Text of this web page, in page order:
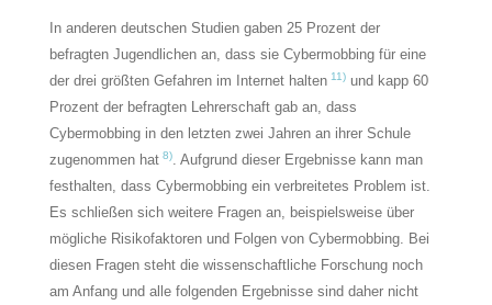
In anderen deutschen Studien gaben 25 Prozent der
befragten Jugendlichen an, dass sie Cybermobbing für eine
der drei größten Gefahren im Internet halten 11) und kapp 60
Prozent der befragten Lehrerschaft gab an, dass
Cybermobbing in den letzten zwei Jahren an ihrer Schule
zugenommen hat 8)
. Aufgrund dieser Ergebnisse kann man
festhalten, dass Cybermobbing ein verbreitetes Problem ist.
Es schließen sich weitere Fragen an, beispielsweise über
mögliche Risikofaktoren und Folgen von Cybermobbing. Bei
diesen Fragen steht die wissenschaftliche Forschung noch
am Anfang und alle folgenden Ergebnisse sind daher nicht